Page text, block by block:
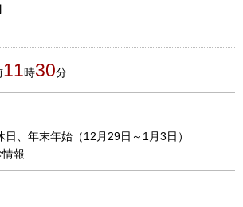
11時30分
、年末年始（12月29日～1月3日）
報